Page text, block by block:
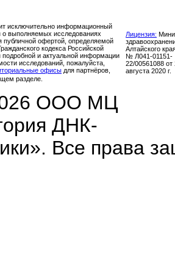
исключительно информационный
выполняемых исследованиях
публичной офертой, определяемой
кодекса Российской
и актуальной информации
исследований, пожалуйста,
офисы для партнёров,
разделе.
Лицензия:
Алтайского
№ Л041-01151-
22/00561088 от
августа 2020 г.
ООО МЦ
ДНК-
Все права